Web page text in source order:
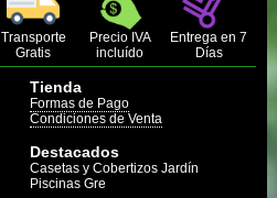
Transporte
Gratis
Precio IVA
incluído
Entrega en 7
Días
Tienda
Formas de Pago
Condiciones de Venta
Destacados
Casetas y Cobertizos Jardín
Piscinas Gre